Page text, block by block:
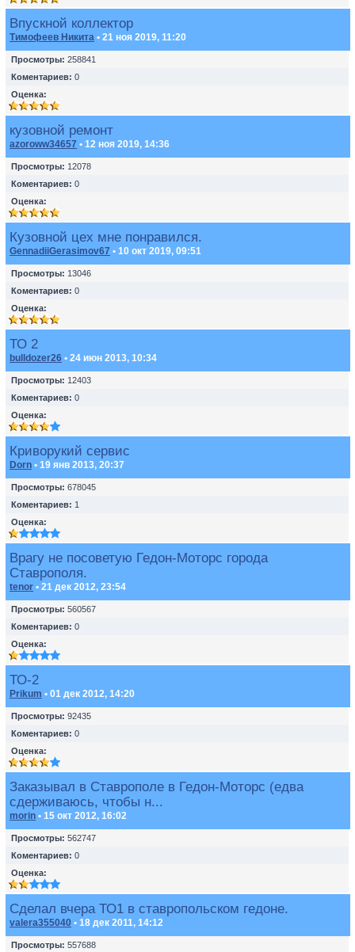
Впускной коллектор
Тимофеев Никита • 21 ноя 2019, 11:20
Просмотры: 258841
Коментариев: 0
Оценка:
кузовной ремонт
azoroww34657 • 12 ноя 2019, 14:36
Просмотры: 12078
Коментариев: 0
Оценка:
Кузовной цех мне понравился.
GennadiiGerasimov67 • 10 окт 2019, 09:51
Просмотры: 13046
Коментариев: 0
Оценка:
ТО 2
bulldozer26 • 24 июн 2013, 10:34
Просмотры: 12403
Коментариев: 0
Оценка:
Криворукий сервис
Dorn • 19 янв 2013, 20:37
Просмотры: 678045
Коментариев: 1
Оценка:
Врагу не посоветую Гедон-Моторс города
Ставрополя.
tenor • 21 дек 2012, 23:54
Просмотры: 560567
Коментариев: 0
Оценка:
ТО-2
Prikum • 01 дек 2012, 14:20
Просмотры: 92435
Коментариев: 0
Оценка:
Заказывал в Ставрополе в Гедон-Моторс (едва
сдерживаюсь, чтобы н...
morin • 15 окт 2012, 16:02
Просмотры: 562747
Коментариев: 0
Оценка:
Сделал вчера ТО1 в ставропольском гедоне.
valera355040 • 18 дек 2011, 14:12
Просмотры: 557688